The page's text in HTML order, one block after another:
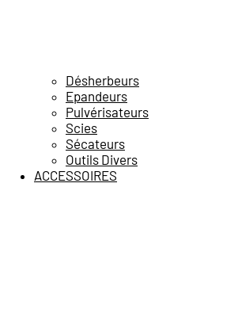
Désherbeurs
Epandeurs
Pulvérisateurs
Scies
Sécateurs
Outils Divers
ACCESSOIRES